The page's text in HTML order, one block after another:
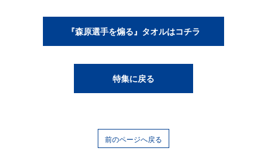
『森原選手を煽る』タオルはコチラ
特集に戻る
前のページへ戻る